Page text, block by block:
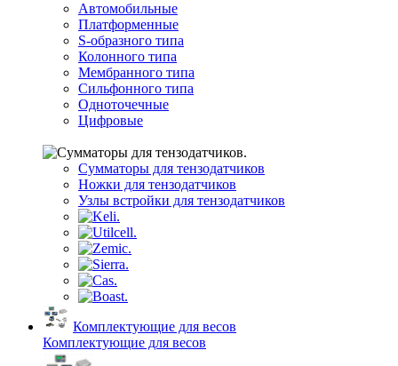
Автомобильные
Платформенные
S-образного типа
Колонного типа
Мембранного типа
Сильфонного типа
Одноточечные
Цифровые
Сумматоры для тензодатчиков
Ножки для тензодатчиков
Узлы встройки для тензодатчиков
Комплектующие для весов
Комплектующие для весов